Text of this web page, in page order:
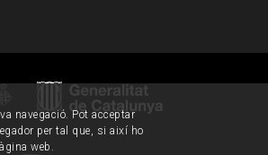
navegació. Pot acceptar
per tal que, si així ho
web.